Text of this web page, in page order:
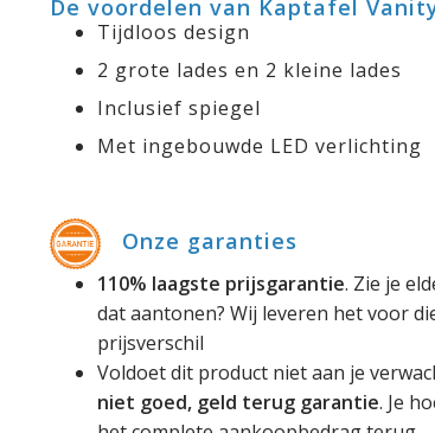
De voordelen van Kaptafel
Tijdloos design
2 grote lades en 2 kleine lades
Inclusief spiegel
Met ingebouwde LED verlichting
Onze garanties
110% laagste prijsgarantie. Zie je
dat aantonen? Wij leveren het voor
prijsverschil
Voldoet dit product niet aan je
niet goed, geld terug garantie. Je